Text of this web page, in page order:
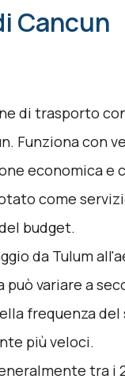
Cancun
di trasporto
Funziona con
economica e
come
budget.
da Tulum
può variare a
frequenza del
più veloci.
tra i